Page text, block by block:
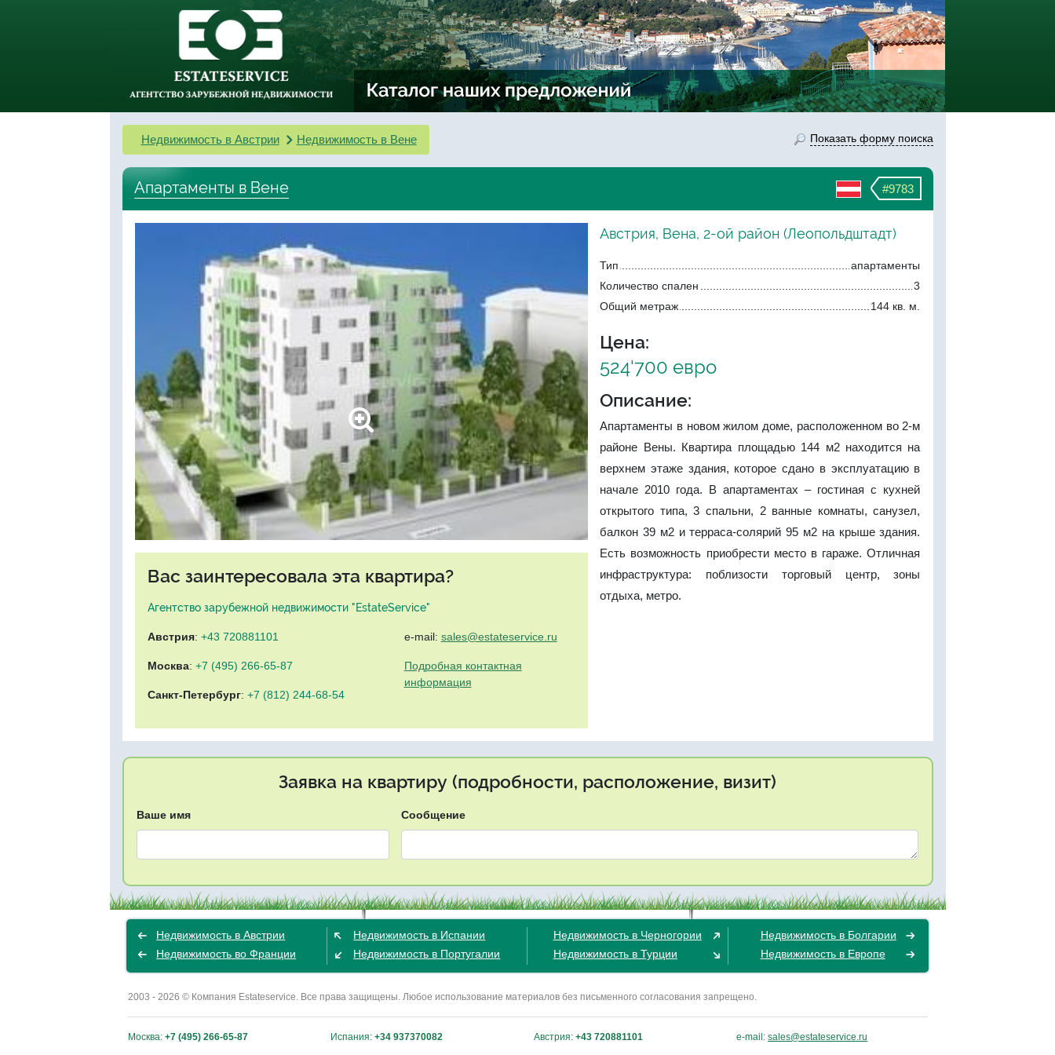
Недвижимость в Австрии Недвижимость в Вене Показать форму поиска
#9783
Апартаменты в Вене
Вас заинтересовала эта квартира?
Агентство зарубежной недвижимости "EstateService"
Австрия: +43 720881101
Москва: +7 (495) 266-65-87
Санкт-Петербург: +7 (812) 244-68-54
e-mail: sales@estateservice.ru
Подробная контактная
информация
Австрия, Вена, 2-ой район (Леопольдштадт)
Тип
апартаменты
Количество спален
3
Общий метраж
144 кв. м.
Цена:
524'700 евро
Описание:
Апартаменты в новом жилом доме, расположенном во 2-м
районе Вены. Квартира площадью 144 м2 находится на
верхнем этаже здания, которое сдано в эксплуатацию в
начале 2010 года. В апартаментах – гостиная с кухней
открытого типа, 3 спальни, 2 ванные комнаты, санузел,
балкон 39 м2 и терраса-солярий 95 м2 на крыше здания.
Есть возможность приобрести место в гараже. Отличная
инфраструктура: поблизости торговый центр, зоны
отдыха, метро.
Заявка на квартиру (подробности, расположение, визит)
Ваше имя Сообщение
Недвижимость в Австрии
Недвижимость во Франции
Недвижимость в Испании
Недвижимость в Португалии
Недвижимость в Черногории
Недвижимость в Турции
Недвижимость в Болгарии
Недвижимость в Европе
2003 - 2026 © Компания Estateservice. Все права защищены. Любое использование материалов без письменного согласования запрещено.
Москва: +7 (495) 266-65-87 Испания: +34 937370082 Австрия: +43 720881101 e-mail: sales@estateservice.ru